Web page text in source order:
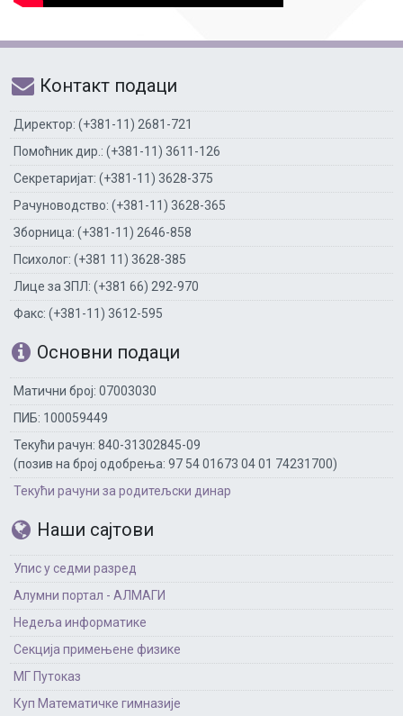
Контакт подаци
Директор: (+381-11) 2681-721
Помоћник дир.: (+381-11) 3611-126
Секретаријат: (+381-11) 3628-375
Рачуноводство: (+381-11) 3628-365
Зборница: (+381-11) 2646-858
Психолог: (+381 11) 3628-385
Лице за ЗПЛ: (+381 66) 292-970
Факс: (+381-11) 3612-595
Основни подаци
Матични број: 07003030
ПИБ: 100059449
Текући рачун: 840-31302845-09
(позив на број одобрења: 97 54 01673 04 01 74231700)
Текући рачуни за родитељски динар
Наши сајтови
Упис у седми разред
Алумни портал - АЛМАГИ
Недеља информатике
Секција примењене физике
МГ Путоказ
Куп Математичке гимназије